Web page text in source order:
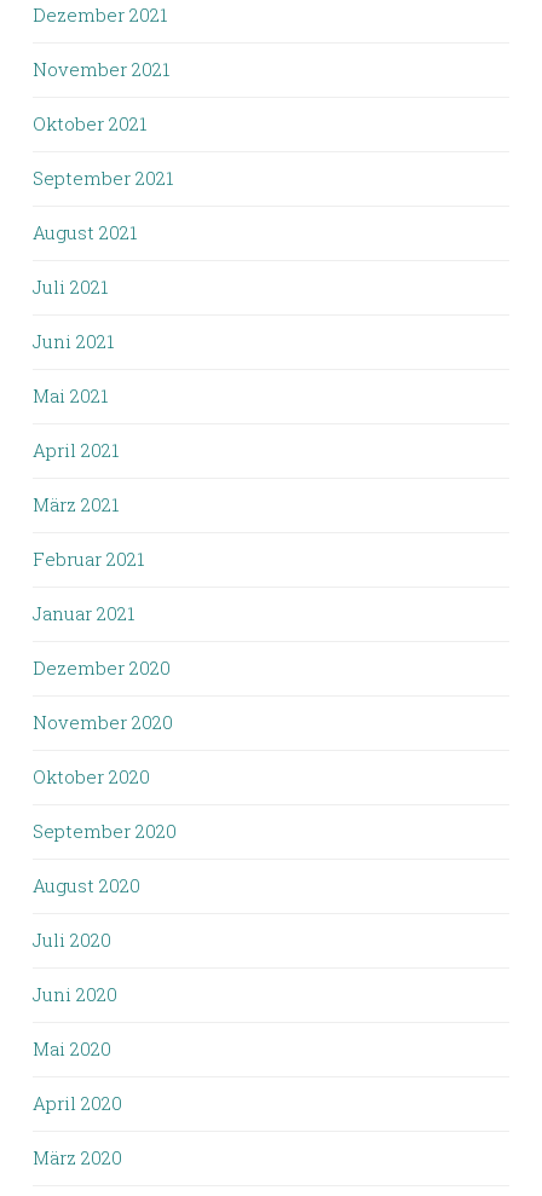
Dezember 2021
November 2021
Oktober 2021
September 2021
August 2021
Juli 2021
Juni 2021
Mai 2021
April 2021
März 2021
Februar 2021
Januar 2021
Dezember 2020
November 2020
Oktober 2020
September 2020
August 2020
Juli 2020
Juni 2020
Mai 2020
April 2020
März 2020